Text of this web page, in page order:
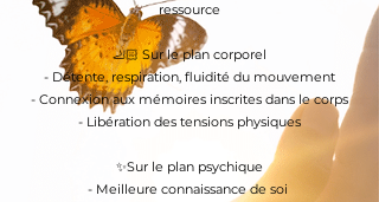
ressource
​🦶🏻 Sur le plan corporel
- Détente, respiration, fluidité du mouvement
- Connexion aux mémoires inscrites dans le corps
- Libération des tensions physiques
​✨Sur le plan psychique
- Meilleure connaissance de soi